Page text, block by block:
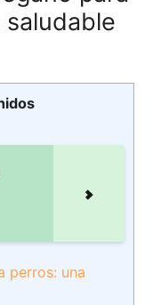
perros: una